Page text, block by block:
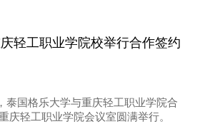
轻工职业学院校举行合作签约
泰国格乐大学与重庆轻工职业学院合
庆轻工职业学院会议室圆满举行。